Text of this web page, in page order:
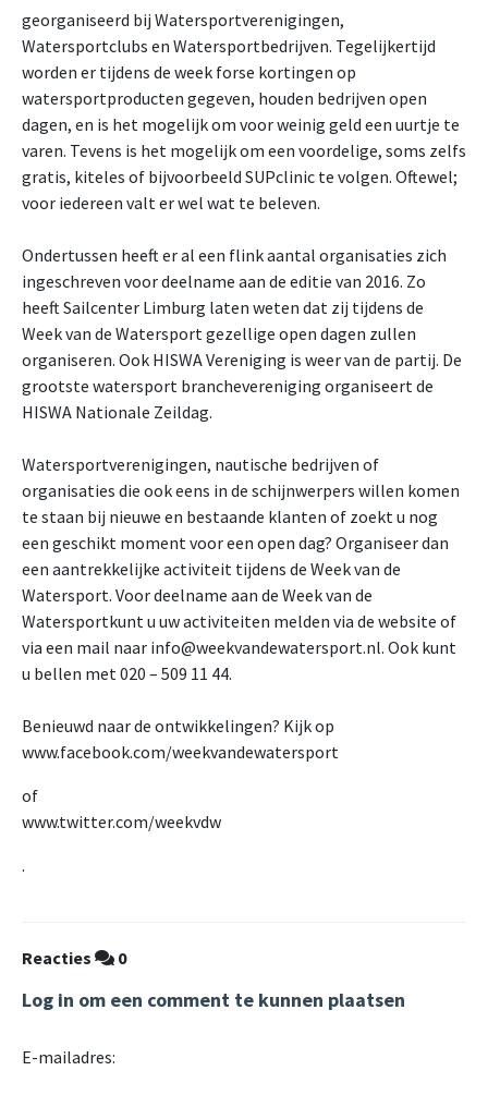
georganiseerd bij Watersportverenigingen,
Watersportclubs en Watersportbedrijven. Tegelijkertijd
worden er tijdens de week forse kortingen op
watersportproducten gegeven, houden bedrijven open
dagen, en is het mogelijk om voor weinig geld een uurtje te
varen. Tevens is het mogelijk om een voordelige, soms zelfs
gratis, kiteles of bijvoorbeeld SUPclinic te volgen. Oftewel;
voor iedereen valt er wel wat te beleven.
Ondertussen heeft er al een flink aantal organisaties zich
ingeschreven voor deelname aan de editie van 2016. Zo
heeft Sailcenter Limburg laten weten dat zij tijdens de
Week van de Watersport gezellige open dagen zullen
organiseren. Ook HISWA Vereniging is weer van de partij. De
grootste watersport branchevereniging organiseert de
HISWA Nationale Zeildag.
Watersportverenigingen, nautische bedrijven of
organisaties die ook eens in de schijnwerpers willen komen
te staan bij nieuwe en bestaande klanten of zoekt u nog
een geschikt moment voor een open dag? Organiseer dan
een aantrekkelijke activiteit tijdens de Week van de
Watersport. Voor deelname aan de Week van de
Watersportkunt u uw activiteiten melden via de website of
via een mail naar info@weekvandewatersport.nl. Ook kunt
u bellen met 020 – 509 11 44.
Benieuwd naar de ontwikkelingen? Kijk op
www.facebook.com/weekvandewatersport
of
www.twitter.com/weekvdw
.
Reacties 0
Log in om een comment te kunnen plaatsen
E-mailadres: